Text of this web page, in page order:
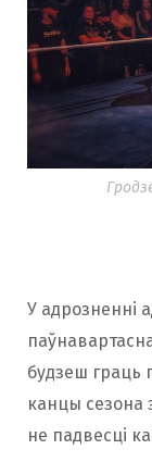
У адрозненні
будзеш граць
канцы сезона
не падвесці